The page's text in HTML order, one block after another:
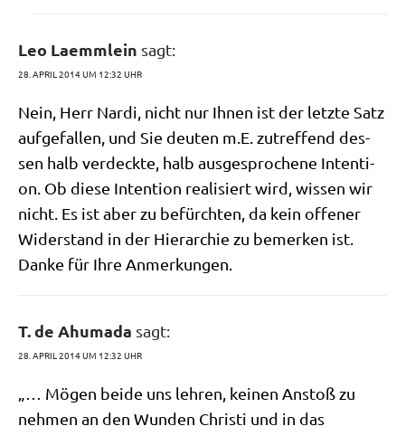
Leo Laemmlein sagt:
28. APRIL 2014 UM 12:32 UHR
Nein, Herr Nar­di, nicht nur Ihnen ist der letz­te Satz
auf­ge­fal­len, und Sie deu­ten m.E. zutref­fend des­
sen halb ver­deck­te, halb aus­ge­spro­che­ne Inten­ti­
on. Ob die­se Inten­ti­on rea­li­siert wird, wis­sen wir
nicht. Es ist aber zu befürch­ten, da kein offe­ner
Wider­stand in der Hier­ar­chie zu bemer­ken ist.
Dan­ke für Ihre Anmerkungen.
T. de Ahumada sagt:
28. APRIL 2014 UM 12:32 UHR
„… Mögen bei­de uns leh­ren, kei­nen Anstoß zu
neh­men an den Wun­den Chri­sti und in das